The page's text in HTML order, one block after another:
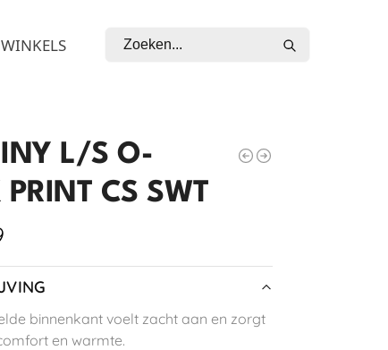
WINKELS
L/S O-
PRINT CS SWT
binnenkant voelt zacht aan en zorgt
en warmte.